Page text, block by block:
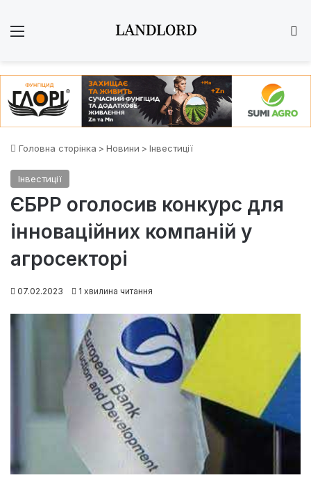
Головна сторінка > Новини > Інвестиції
Інвестиції
ЄБРР оголосив конкурс для
інноваційних компаній у
агросекторі
07.02.2023 1 хвилина читання